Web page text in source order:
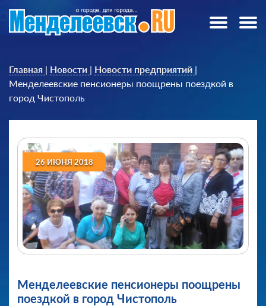
Главная | Новости | Новости предприятий |
Менделеевские пенсионеры поощрены поездкой в
город Чистополь
26 ИЮНЯ 2018
Менделеевские пенсионеры поощрены
поездкой в город Чистополь